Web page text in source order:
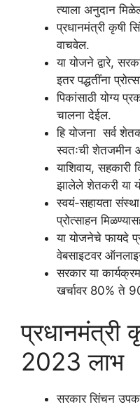
त्याला अनुदान
प्रधानमंत्री कृषी
वाचवेल.
या योजने द्वारे,
इतर पद्धतींना
पिकांसाठी योग्य
चालना देईल.
हि योजना सर्व
स्वतःची शेतजमीन
याशिवाय, सहकारी
झालेले शेतकरी या
स्वयं-सहायता
प्रोत्साहन
या योजनेचे फायदे
वेबसाइटवर
सरकार या
खर्चावर 80% ते
प्रधानमंत्री
2023 लाभ
सरकार सिंचन